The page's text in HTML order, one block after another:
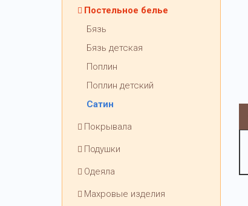
Постельное белье
Бязь
Бязь детская
Поплин
Поплин детский
Сатин
Покрывала
Подушки
Одеяла
Махровые изделия